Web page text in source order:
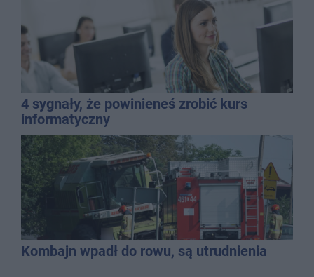
4 sygnały, że powinieneś zrobić kurs
informatyczny
Kombajn wpadł do rowu, są utrudnienia